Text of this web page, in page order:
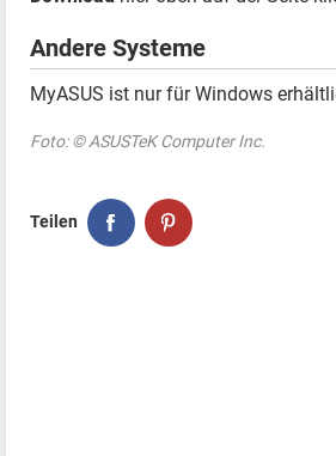
Andere Systeme
MyASUS ist nur für Windows
Foto: © ASUSTeK Computer Inc.
Teilen